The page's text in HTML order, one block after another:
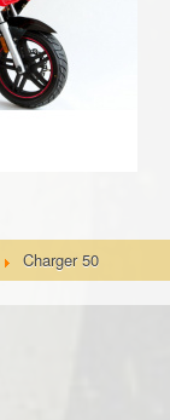
Charger 50